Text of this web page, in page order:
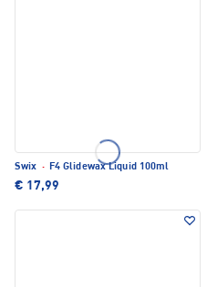
Swix · F4 Glidewax Liquid 100ml
€ 17,99